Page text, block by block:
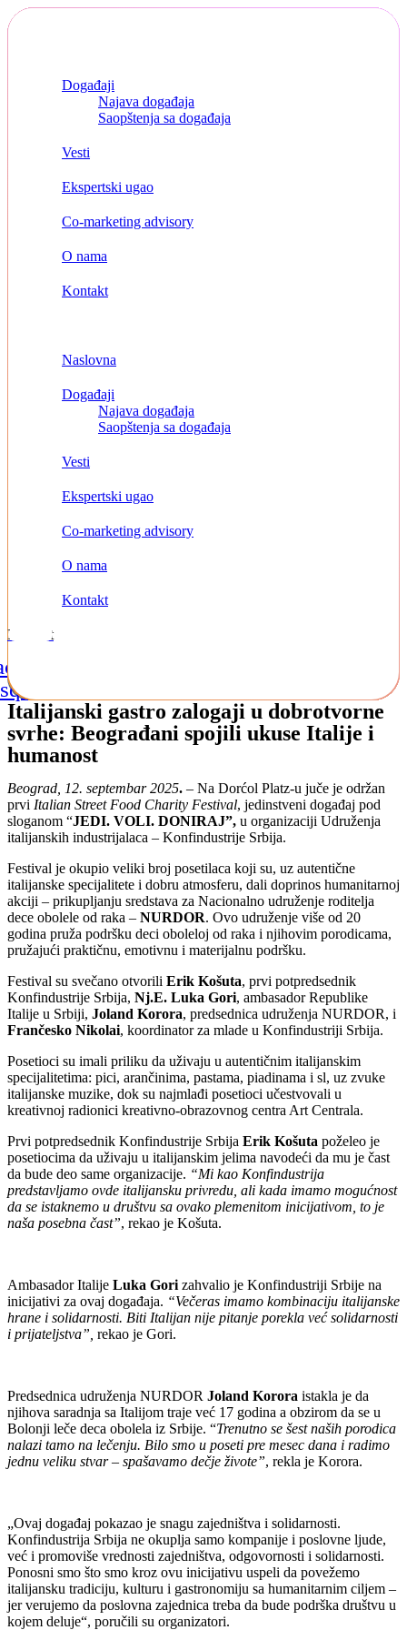
Skip
to
Događaji
Najava događaja
Saopštenja sa događaja
Vesti
Ekspertski ugao
Co-marketing advisory
O nama
Kontakt
Naslovna
Događaji
Najava događaja
Saopštenja sa događaja
Vesti
Ekspertski ugao
Co-marketing advisory
O nama
Kontakt
Kontakt
square
Italijanski gastro zalogaji u dobrotvorne
svrhe: Beograđani spojili ukuse Italije i
humanost
Beograd, 12. septembar 2025. – Na Dorćol Platz-u juče je održan
prvi Italian Street Food Charity Festival, jedinstveni događaj pod
sloganom “JEDI. VOLI. DONIRAJ”, u organizaciji Udruženja
italijanskih industrijalaca – Konfindustrije Srbija.
Festival je okupio veliki broj posetilaca koji su, uz autentične
italijanske specijalitete i dobru atmosferu, dali doprinos humanitarnoj
akciji – prikupljanju sredstava za Nacionalno udruženje roditelja
dece obolele od raka – NURDOR. Ovo udruženje više od 20
godina pruža podršku deci oboleloj od raka i njihovim porodicama,
pružajući praktičnu, emotivnu i materijalnu podršku.
Festival su svečano otvorili Erik Košuta, prvi potpredsednik
Konfindustrije Srbija, Nj.E. Luka Gori, ambasador Republike
Italije u Srbiji, Joland Korora, predsednica udruženja NURDOR, i
Frančesko Nikolai, koordinator za mlade u Konfindustriji Srbija.
Posetioci su imali priliku da uživaju u autentičnim italijanskim
specijalitetima: pici, arančinima, pastama, piadinama i sl, uz zvuke
italijanske muzike, dok su najmlađi posetioci učestvovali u
kreativnoj radionici kreativno-obrazovnog centra Art Centrala.
Prvi potpredsednik Konfindustrije Srbija Erik Košuta poželeo je
posetiocima da uživaju u italijanskim jelima navodeći da mu je čast
da bude deo same organizacije. “Mi kao Konfindustrija
predstavljamo ovde italijansku privredu, ali kada imamo mogućnost
da se istaknemo u društvu sa ovako plemenitom inicijativom, to je
naša posebna čast”, rekao je Košuta.
Ambasador Italije Luka Gori zahvalio je Konfindustriji Srbije na
inicijativi za ovaj događaja. “Večeras imamo kombinaciju italijanske
hrane i solidarnosti. Biti Italijan nije pitanje porekla već solidarnosti
i prijateljstva”, rekao je Gori.
Predsednica udruženja NURDOR Joland Korora istakla je da
njihova saradnja sa Italijom traje već 17 godina a obzirom da se u
Bolonji leče deca obolela iz Srbije. “Trenutno se šest naših porodica
nalazi tamo na lečenju. Bilo smo u poseti pre mesec dana i radimo
jednu veliku stvar – spašavamo dečje živote”, rekla je Korora.
„Ovaj događaj pokazao je snagu zajedništva i solidarnosti.
Konfindustrija Srbija ne okuplja samo kompanije i poslovne ljude,
već i promoviše vrednosti zajedništva, odgovornosti i solidarnosti.
Ponosni smo što smo kroz ovu inicijativu uspeli da povežemo
italijansku tradiciju, kulturu i gastronomiju sa humanitarnim ciljem –
jer verujemo da poslovna zajednica treba da bude podrška društvu u
kojem deluje“, poručili su organizatori.